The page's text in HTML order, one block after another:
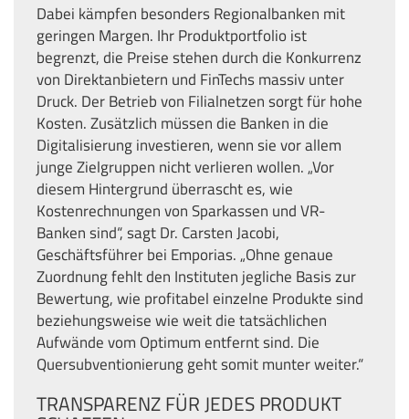
Dabei kämpfen besonders Regionalbanken mit
geringen Margen. Ihr Produktportfolio ist
begrenzt, die Preise stehen durch die Konkurrenz
von Direktanbietern und FinTechs massiv unter
Druck. Der Betrieb von Filialnetzen sorgt für hohe
Kosten. Zusätzlich müssen die Banken in die
Digitalisierung investieren, wenn sie vor allem
junge Zielgruppen nicht verlieren wollen. „Vor
diesem Hintergrund überrascht es, wie
Kostenrechnungen von Sparkassen und VR-
Banken sind“, sagt Dr. Carsten Jacobi,
Geschäftsführer bei Emporias. „Ohne genaue
Zuordnung fehlt den Instituten jegliche Basis zur
Bewertung, wie profitabel einzelne Produkte sind
beziehungsweise wie weit die tatsächlichen
Aufwände vom Optimum entfernt sind. Die
Quersubventionierung geht somit munter weiter.“
TRANSPARENZ FÜR JEDES PRODUKT